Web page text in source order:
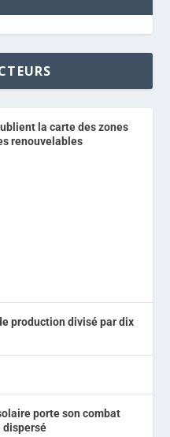
la carte des zones
renouvelables
production divisé par dix
porte son combat
dispersé